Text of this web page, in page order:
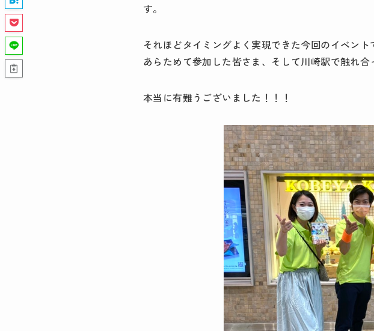
す。
それほどタイミングよく実現できた今回のイベント
あらためて参加した皆さま、そして川崎駅で触れ合
本当に有難うございました！！！